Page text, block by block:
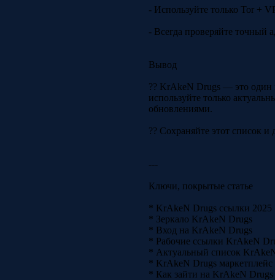
- Используйте только Tor +
- Всегда проверяйте точный
Вывод
?? KrAkeN Drugs — это один
используйте только
обновлениями.
?? Сохраняйте этот список и
---
Ключи, покрытые статье
* KrAkeN Drugs ссылки 2025
* Зеркало KrAkeN Drugs
* Вход на KrAkeN Drugs
* Рабочие ссылки KrAkeN
* Актуальный список
* KrAkeN Drugs маркетплейс
* Как зайти на KrAkeN Drugs